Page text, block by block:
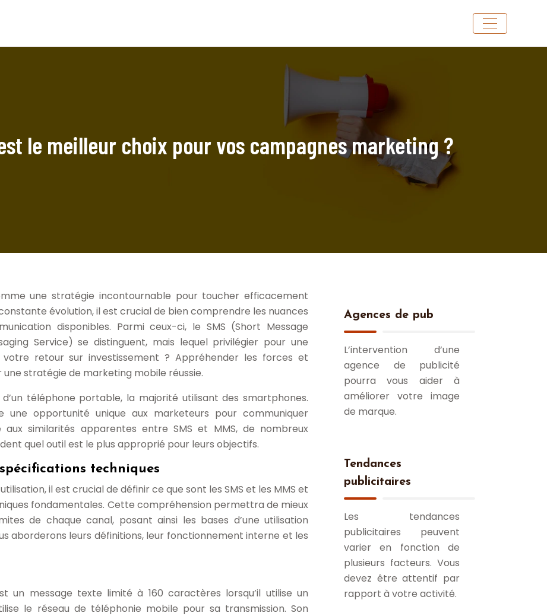
est le meilleur choix pour vos campagnes marketing ?
une stratégie incontournable pour toucher efficacement
évolution, il est crucial de bien comprendre les nuances
disponibles. Parmi ceux-ci, le SMS (Short Message
Service) se distinguent, mais lequel privilégier pour une
retour sur investissement ? Appréhender les forces et
stratégie de marketing mobile réussie.
téléphone portable, la majorité utilisant des smartphones.
opportunité unique aux marketeurs pour communiquer
similarités apparentes entre SMS et MMS, de nombreux
quel outil est le plus approprié pour leurs objectifs.
techniques
il est crucial de définir ce que sont les SMS et les MMS et
fondamentales. Cette compréhension permettra de mieux
de chaque canal, posant ainsi les bases d’une utilisation
aborderons leurs définitions, leur fonctionnement interne et les
un message texte limité à 160 caractères lorsqu’il utilise un
le réseau de téléphonie mobile pour sa transmission. Son
Agences de pub
L’intervention d’une
agence de publicité
pourra vous aider à
améliorer votre image
de marque.
Tendances
publicitaires
Les tendances
publicitaires peuvent
varier en fonction de
plusieurs facteurs. Vous
devez être attentif par
rapport à votre activité.